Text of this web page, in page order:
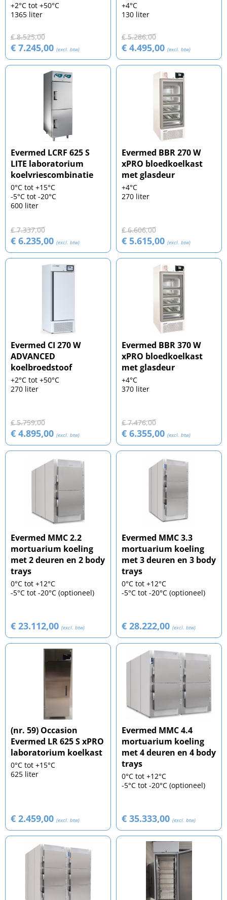
+2°C tot +50°C
1365 liter
€ 8.525,00
€ 7.245,00 (excl. btw)
+4°C
130 liter
€ 5.286,00
€ 4.495,00 (excl. btw)
Evermed LCRF 625 S
LITE laboratorium
koelvriescombinatie
0°C tot +15°C
-5°C tot -20°C
600 liter
€ 7.337,00
€ 6.235,00 (excl. btw)
Evermed BBR 270 W
xPRO bloedkoelkast
met glasdeur
+4°C
270 liter
€ 6.606,00
€ 5.615,00 (excl. btw)
Evermed CI 270 W
ADVANCED
koelbroedstoof
+2°C tot +50°C
270 liter
€ 5.759,00
€ 4.895,00 (excl. btw)
Evermed BBR 370 W
xPRO bloedkoelkast
met glasdeur
+4°C
370 liter
€ 7.476,00
€ 6.355,00 (excl. btw)
Evermed MMC 2.2
mortuarium koeling
met 2 deuren en 2 body
trays
0°C tot +12°C
-5°C tot -20°C (optioneel)
€ 23.112,00 (excl. btw)
Evermed MMC 3.3
mortuarium koeling
met 3 deuren en 3 body
trays
0°C tot +12°C
-5°C tot -20°C (optioneel)
€ 28.222,00 (excl. btw)
(nr. 59) Occasion
Evermed LR 625 S xPRO
laboratorium koelkast
0°C tot +15°C
625 liter
€ 2.459,00 (excl. btw)
Evermed MMC 4.4
mortuarium koeling
met 4 deuren en 4 body
trays
0°C tot +12°C
-5°C tot -20°C (optioneel)
€ 35.333,00 (excl. btw)